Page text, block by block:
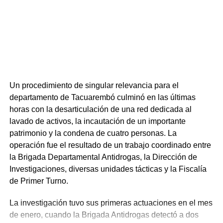
Un procedimiento de singular relevancia para el
departamento de Tacuarembó culminó en las últimas
horas con la desarticulación de una red dedicada al
lavado de activos, la incautación de un importante
patrimonio y la condena de cuatro personas. La
operación fue el resultado de un trabajo coordinado entre
la Brigada Departamental Antidrogas, la Dirección de
Investigaciones, diversas unidades tácticas y la Fiscalía
de Primer Turno.
La investigación tuvo sus primeras actuaciones en el mes
de enero, cuando la Brigada Antidrogas detectó a dos